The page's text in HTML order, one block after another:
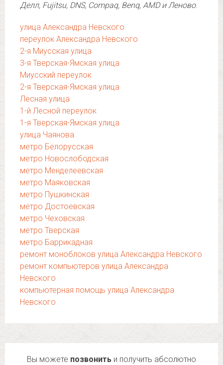
Делл, Fujitsu, DNS, Compaq, Benq, AMD и Леново.
улица Александра Невского
переулок Александра Невского
2-я Миусская улица
3-я Тверская-Ямская улица
Миусский переулок
2-я Тверская-Ямская улица
Лесная улица
1-й Лесной переулок
1-я Тверская-Ямская улица
улица Чаянова
метро Белорусская
метро Новослободская
метро Менделеевская
метро Маяковская
метро Пушкинская
метро Достоевская
метро Чеховская
метро Тверская
метро Баррикадная
ремонт моноблоков улица Александра Невского
ремонт компьютеров улица Александра
Невского
компьютерная помощь улица Александра
Невского
Вы можете позвонить и получить абсолютно